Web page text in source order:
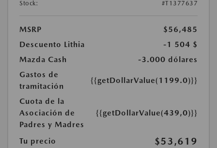
Stock: #T1377637
MSRP
$56,485
Descuento Lithia
-1 504 $
Mazda Cash
-3.000 dólares
Gastos de
tramitación
{{getDollarValue(1199.0)}}
Cuota de la
Asociación de
Padres y Madres
{{getDollarValue(439,0)}}
Tu precio $53,619